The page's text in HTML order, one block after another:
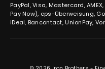
PayPal, Visa, Mastercard,
Pay Now), eps-Überweisung,
iDeal, Bancontact, UnionPay,